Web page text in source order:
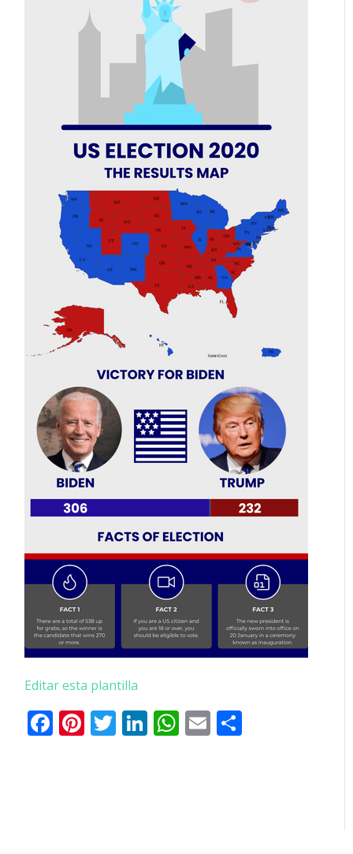
Editar esta plantilla
Facebook
Pinterest
Twitter
LinkedIn
WhatsApp
Email